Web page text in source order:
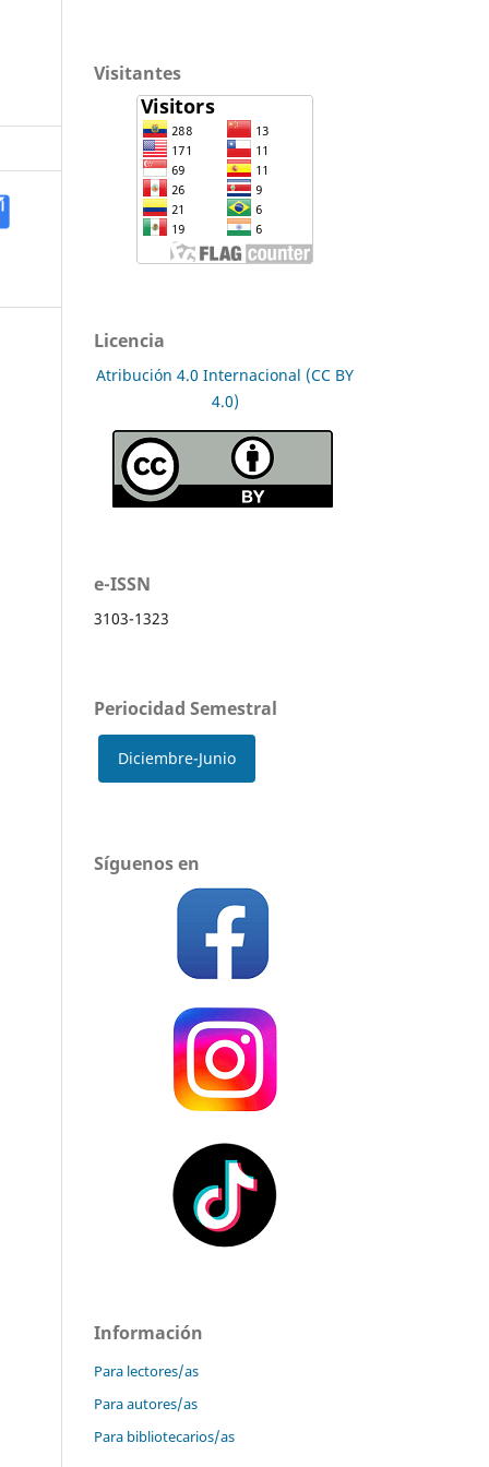
Visitantes
Licencia
Atribución 4.0 Internacional (CC BY
4.0)
e-ISSN
3103-1323
Periocidad Semestral
Diciembre-Junio
Síguenos en
Información
Para lectores/as
Para autores/as
Para bibliotecarios/as